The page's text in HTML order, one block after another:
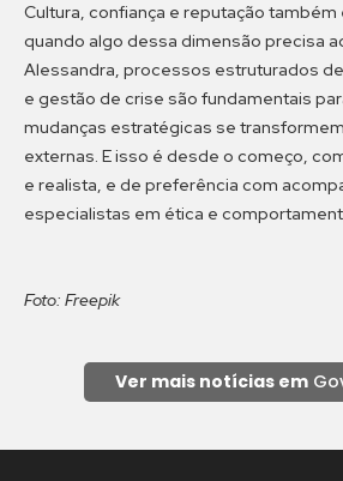
Cultura, confiança e reputação
quando algo dessa dimensão precisa
Alessandra, processos estruturados
e gestão de crise são fundamentais
mudanças estratégicas se
externas. E isso é desde o começo,
e realista, e de preferência com
especialistas em ética e
Foto: Freepik
Ver mais notícias em